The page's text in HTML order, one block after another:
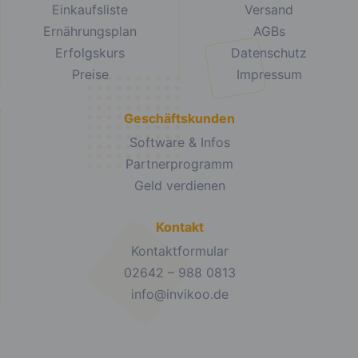
Einkaufsliste
Ernährungsplan
Erfolgskurs
Preise
Versand
AGBs
Datenschutz
Impressum
Geschäftskunden
Software & Infos
Partnerprogramm
Geld verdienen
Kontakt
Kontaktformular
02642 – 988 0813
info@invikoo.de